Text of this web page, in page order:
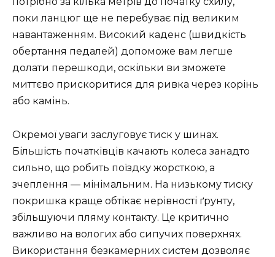
поки ланцюг ще не перебуває під великим
навантаженням. Високий каденс (швидкість
обертання педалей) допоможе вам легше
долати перешкоди, оскільки ви зможете
миттєво прискоритися для ривка через корінь
або камінь.
Окремої уваги заслуговує тиск у шинах.
Більшість початківців качають колеса занадто
сильно, що робить поїздку жорсткою, а
зчеплення — мінімальним. На низькому тиску
покришка краще обтікає нерівності ґрунту,
збільшуючи пляму контакту. Це критично
важливо на вологих або сипучих поверхнях.
Використання безкамерних систем дозволяє